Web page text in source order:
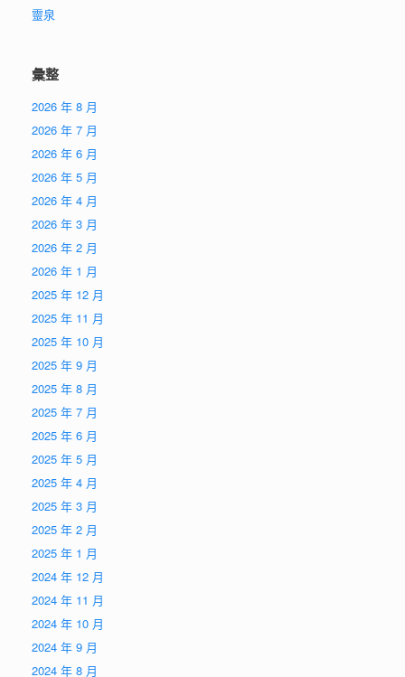
靈泉
彙整
2026 年 8 月
2026 年 7 月
2026 年 6 月
2026 年 5 月
2026 年 4 月
2026 年 3 月
2026 年 2 月
2026 年 1 月
2025 年 12 月
2025 年 11 月
2025 年 10 月
2025 年 9 月
2025 年 8 月
2025 年 7 月
2025 年 6 月
2025 年 5 月
2025 年 4 月
2025 年 3 月
2025 年 2 月
2025 年 1 月
2024 年 12 月
2024 年 11 月
2024 年 10 月
2024 年 9 月
2024 年 8 月